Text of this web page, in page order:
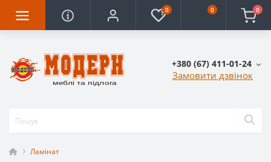
0 0 0
+380 (67) 411-01-24
Замовити дзвінок
Ламінат